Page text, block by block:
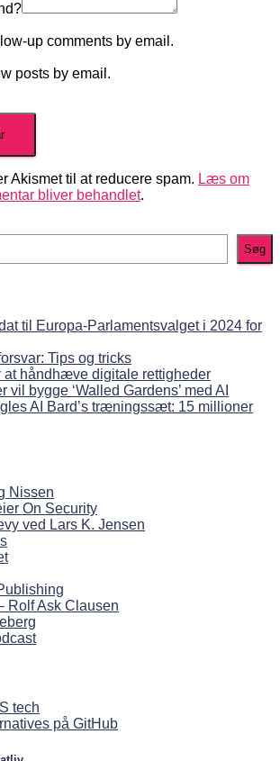
up comments by email.
posts by email.
Akismet til at reducere spam. Læs om
bliver behandlet.
Søg
til Europa-Parlamentsvalget i 2024 for
Tips og tricks
at håndhæve digitale rettigheder
vil bygge ‘Walled Gardens’ med AI
AI Bard’s træningssæt: 15 millioner
Nissen
On Security
ved Lars K. Jensen
Rolf Ask Clausen
tech
på GitHub